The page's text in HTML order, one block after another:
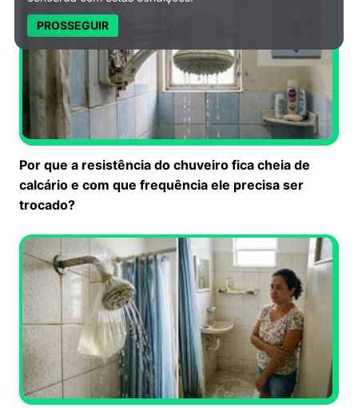
Por que a resistência do chuveiro fica cheia de
calcário e com que frequência ele precisa ser
trocado?
PROSSEGUIR